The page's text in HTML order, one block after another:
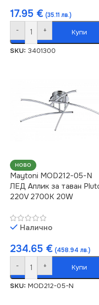
17.95 € (35.11 лв.)
- + Купи
SKU: 3401300
НОВО
Maytoni MOD212-05-N
ЛЕД Аплик за таван
220V 2700K 20W
Налично
234.65 € (458.94 лв.)
- + Купи
SKU: MOD212-05-N